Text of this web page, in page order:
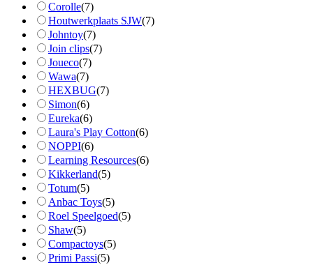
Corolle(7)
Houtwerkplaats SJW(7)
Johntoy(7)
Join clips(7)
Joueco(7)
Wawa(7)
HEXBUG(7)
Simon(6)
Eureka(6)
Laura's Play Cotton(6)
NOPPI(6)
Learning Resources(6)
Kikkerland(5)
Totum(5)
Anbac Toys(5)
Roel Speelgoed(5)
Shaw(5)
Compactoys(5)
Primi Passi(5)